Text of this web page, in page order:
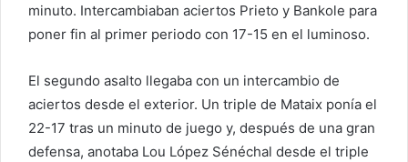
minuto. Intercambiaban aciertos Prieto y Bankole para
poner fin al primer periodo con 17-15 en el luminoso.
El segundo asalto llegaba con un intercambio de
aciertos desde el exterior. Un triple de Mataix ponía el
22-17 tras un minuto de juego y, después de una gran
defensa, anotaba Lou López Sénéchal desde el triple